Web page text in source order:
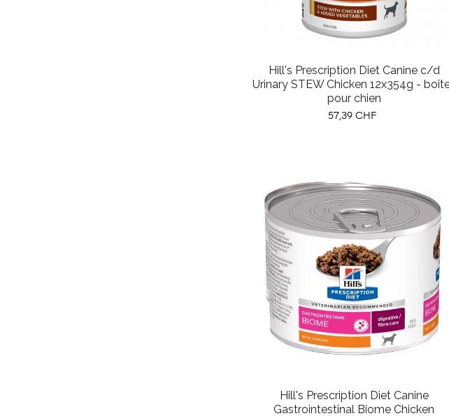
Hill's Prescription Diet Canine c/d
Urinary STEW Chicken 12x354g -
pour chien
Prix
57,39 CHF
Hill's Prescription Diet Canine
Gastrointestinal Biome Chicken